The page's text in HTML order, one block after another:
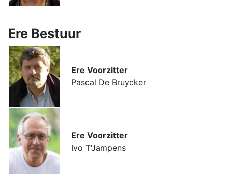
Ere Bestuur
Ere Voorzitter
Pascal De Bruycker
Ere Voorzitter
Ivo T'Jampens